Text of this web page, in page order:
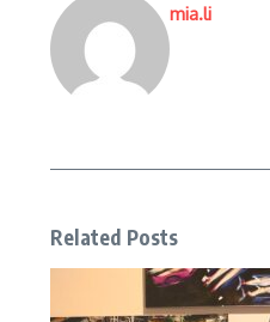
mia.li
Related Posts